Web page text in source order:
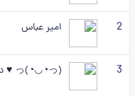
2 امیر عباس
3 (っ◔◡◔)っ ♥ دنیا ♥